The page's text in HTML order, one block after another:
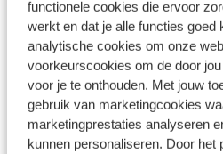
functionele cookies die ervoor
werkt en dat je alle functies goed
analytische cookies om onze
voorkeurscookies om de door
voor je te onthouden. Met jouw
gebruik van marketingcookies
marketingprestaties analyseren
kunnen personaliseren. Door het
Afstanden
Centrum: 450 m
Skipiste: 2 km